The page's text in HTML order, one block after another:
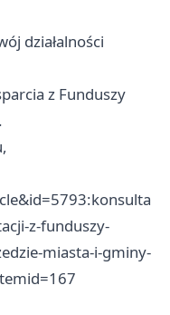
działalności
z Funduszy
z-funduszy-
miasta-i-gminy-